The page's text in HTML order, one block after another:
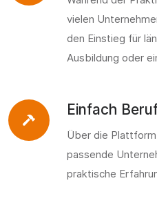
vielen
den Einstieg für
Ausbildung oder
Einfach
Über die
passende
praktische